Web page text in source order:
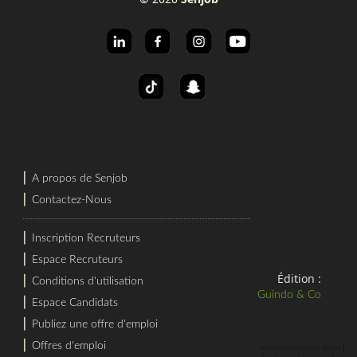
A propos de Senjob
Contactez-Nous
Inscription Recruteurs
Espace Recruteurs
Conditions d'utilisation
Espace Candidats
Publiez une offre d'emploi
Offres d'emploi
Édition :
Guindo & Co